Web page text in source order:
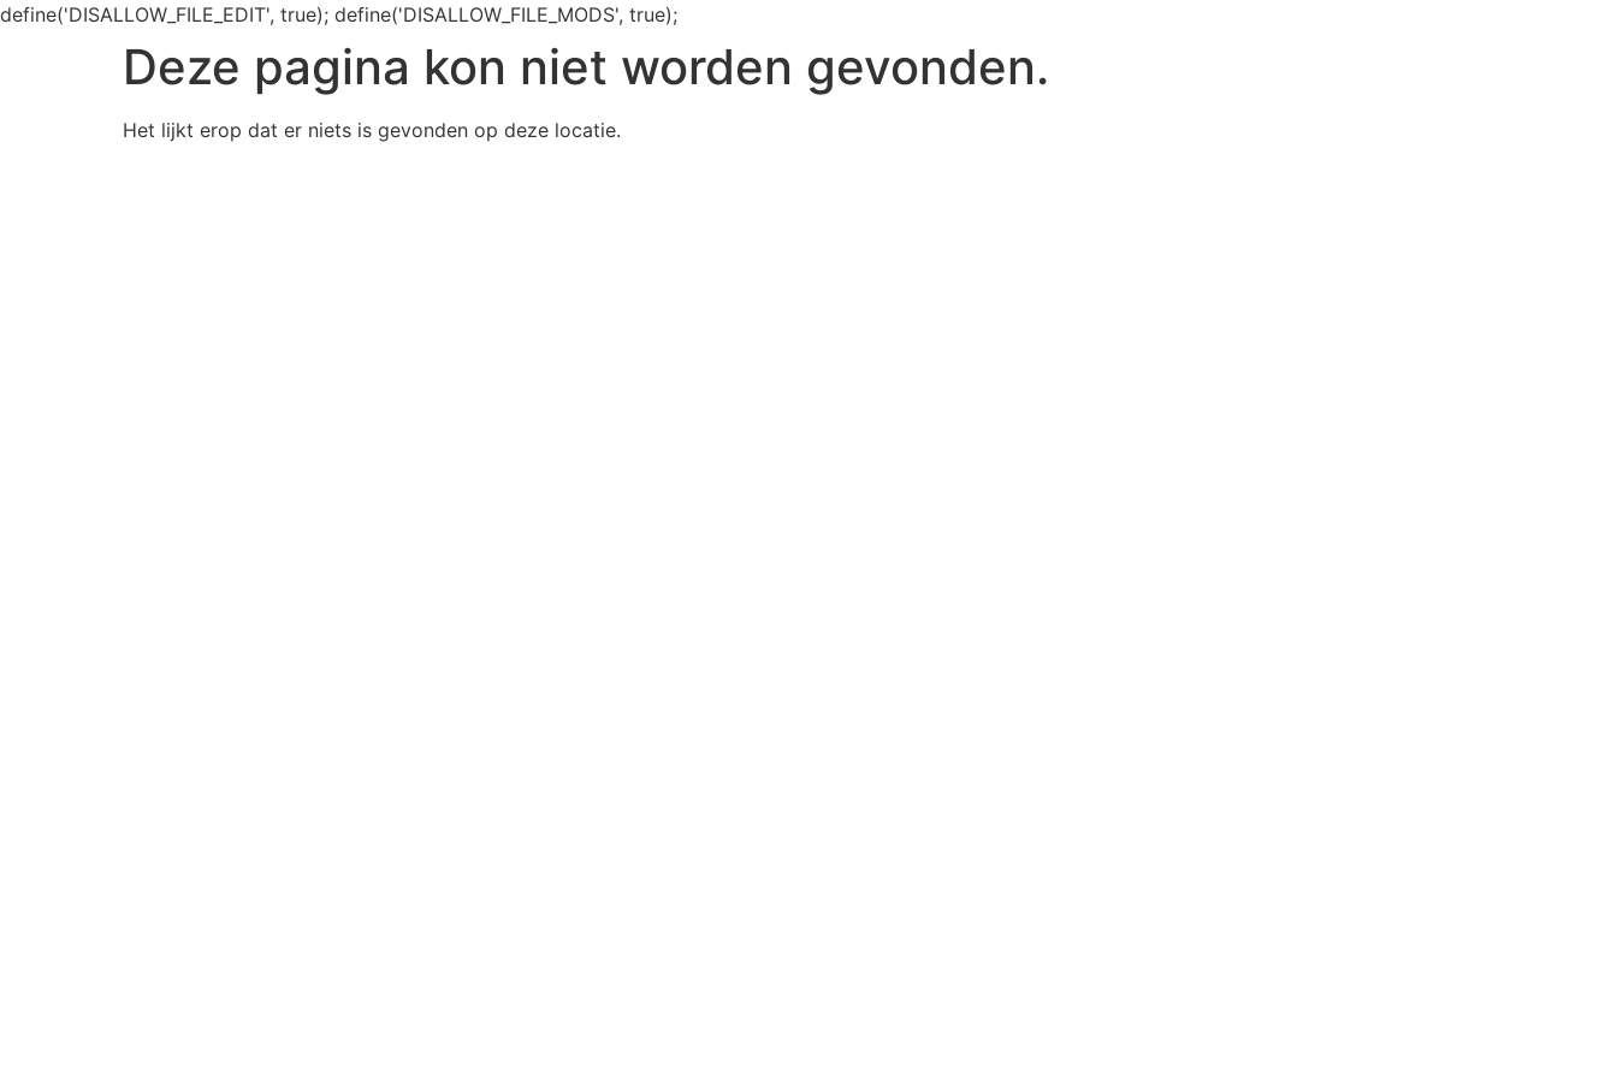
define('DISALLOW_FILE_EDIT', true); define('DISALLOW_FILE_MODS', true);
Deze pagina kon niet worden gevonden.
Het lijkt erop dat er niets is gevonden op deze locatie.